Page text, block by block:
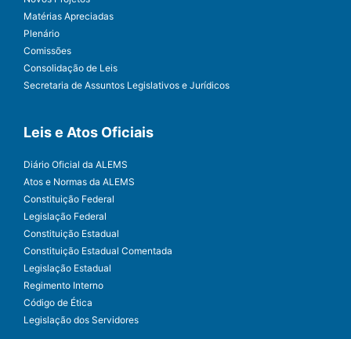
Matérias Apreciadas
Plenário
Comissões
Consolidação de Leis
Secretaria de Assuntos Legislativos e Jurídicos
Leis e Atos Oficiais
Diário Oficial da ALEMS
Atos e Normas da ALEMS
Constituição Federal
Legislação Federal
Constituição Estadual
Constituição Estadual Comentada
Legislação Estadual
Regimento Interno
Código de Ética
Legislação dos Servidores